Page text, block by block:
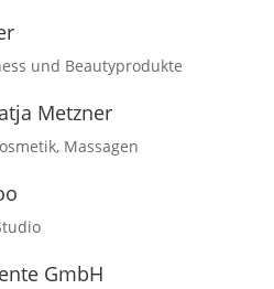
und Beautyprodukte
Metzner
, Massagen
GmbH